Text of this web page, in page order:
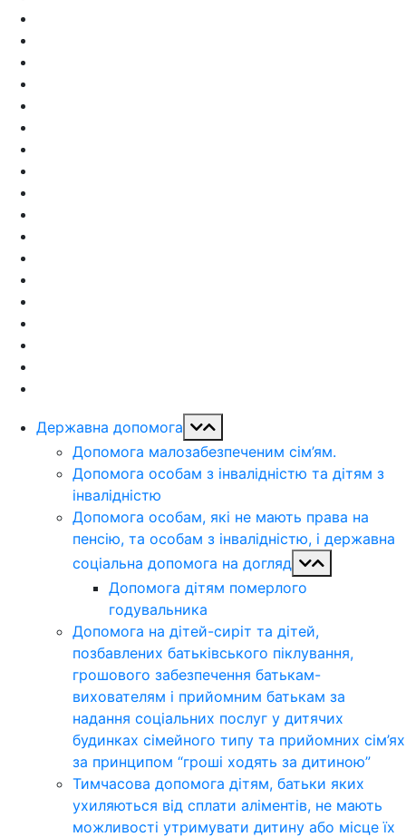
Державна допомога
Допомога малозабезпеченим сім’ям.
Допомога особам з інвалідністю та дітям з
інвалідністю
Допомога особам, які не мають права на
пенсію, та особам з інвалідністю, і державна
соціальна допомога на догляд
Допомога дітям померлого
годувальника
Допомога на дітей-сиріт та дітей,
позбавлених батьківського піклування,
грошового забезпечення батькам-
вихователям і прийомним батькам за
надання соціальних послуг у дитячих
будинках сімейного типу та прийомних сім’ях
за принципом “гроші ходять за дитиною”
Тимчасова допомога дітям, батьки яких
ухиляються від сплати аліментів, не мають
можливості утримувати дитину або місце їх